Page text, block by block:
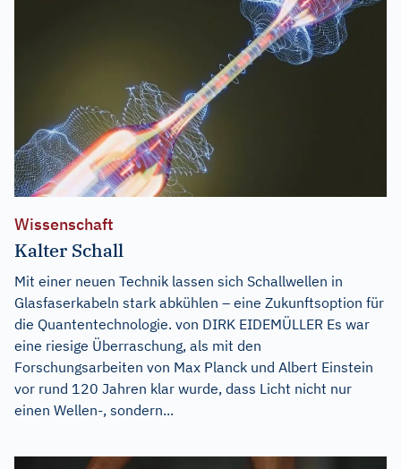
Wissenschaft
Kalter Schall
Mit einer neuen Technik lassen sich Schallwellen in
Glasfaserkabeln stark abkühlen – eine Zukunftsoption für
die Quantentechnologie. von DIRK EIDEMÜLLER Es war
eine riesige Überraschung, als mit den
Forschungsarbeiten von Max Planck und Albert Einstein
vor rund 120 Jahren klar wurde, dass Licht nicht nur
einen Wellen-, sondern...